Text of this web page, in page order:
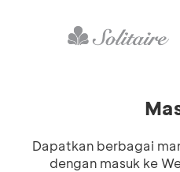
Dapatkan berbagai
dengan masuk ke